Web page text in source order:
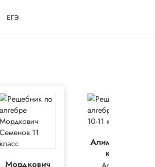
ЕГЭ
Мордкович
Алимов 10-11
класс